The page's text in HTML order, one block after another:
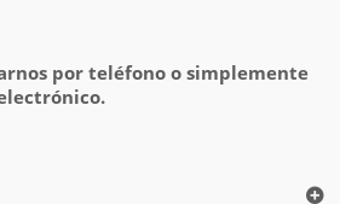
por teléfono o simplemente